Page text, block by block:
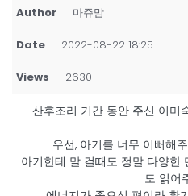
Author 마쥬맘
Date 2022-08-22 18:25
Views 2630
산후조리 기간 동안 주신 이미
우선, 아기를 너무 이뻐해
아기한테 말 걸때도 정말 다양한
도 읽어